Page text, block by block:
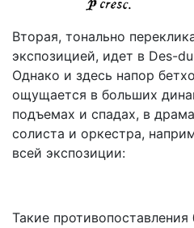
Вторая, тонально
экспозицией, идет в Des-
Однако и здесь напор
ощущается в больших
подъемах и спадах, в
солиста и оркестра,
всей экспозиции:
Такие